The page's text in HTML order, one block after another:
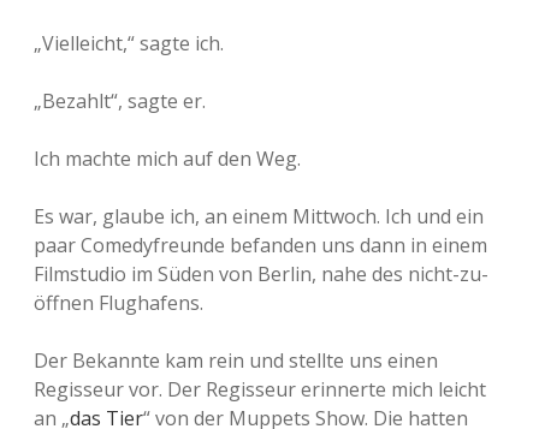
„Vielleicht,“ sagte ich.
„Bezahlt“, sagte er.
Ich machte mich auf den Weg.
Es war, glaube ich, an einem Mittwoch. Ich und ein
paar Comedyfreunde befanden uns dann in einem
Filmstudio im Süden von Berlin, nahe des nicht-zu-
öffnen Flughafens.
Der Bekannte kam rein und stellte uns einen
Regisseur vor. Der Regisseur erinnerte mich leicht
an „das Tier“ von der Muppets Show. Die hatten